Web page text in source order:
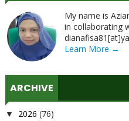
My name is
in collaborating
Learn More →
ARCHIVE
▼ 2026 (76)